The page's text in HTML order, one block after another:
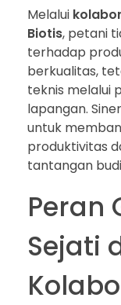
Melalui
Biotis, petani
terhadap
berkualitas,
teknis melalui
lapangan.
untuk
produktivitas
tantangan
Peran
Sejati